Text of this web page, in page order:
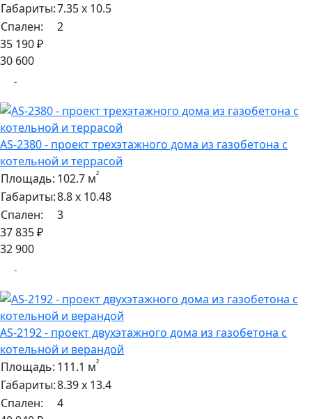
Габариты:7.35 х 10.5
Спален:
2
35 190 ₽
30 600
AS-2380 - проект трехэтажного дома из газобетона с
котельной и террасой
Площадь: 102.7 м²
Габариты:8.8 х 10.48
Спален:
3
37 835 ₽
32 900
AS-2192 - проект двухэтажного дома из газобетона с
котельной и верандой
Площадь: 111.1 м²
Габариты:8.39 х 13.4
Спален:
4